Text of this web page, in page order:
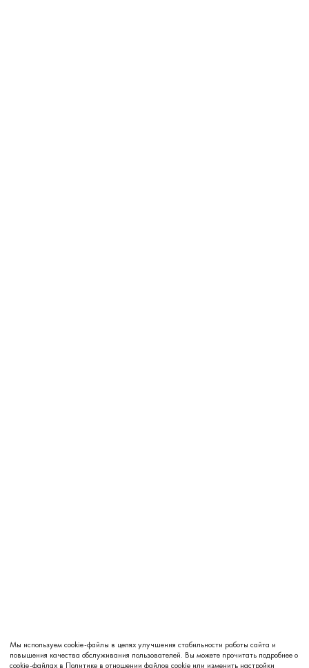
Мы используем cookie-файлы в целях улучшения стабильности работы сайта и
повышения качества обслуживания пользователей. Вы можете прочитать подробнее о
cookie-файлах в Политике в отношении файлов cookie или изменить настройки